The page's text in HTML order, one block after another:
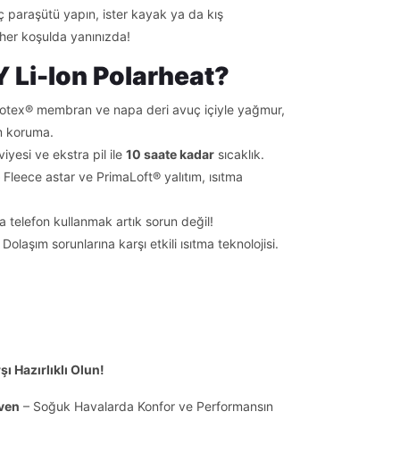
paraşütü yapın, ister kayak ya da kış
koşulda yanınızda!
Li-Ion Polarheat?
membran ve napa deri avuç içiyle yağmur,
koruma.
ve ekstra pil ile10 saate kadar sıcaklık.
astar ve PrimaLoft® yalıtım, ısıtma
telefon kullanmak artık sorun değil!
Dolaşım sorunlarına karşı etkili ısıtma teknolojisi.
Hazırlıklı Olun!
– Soğuk Havalarda Konfor ve Performansın